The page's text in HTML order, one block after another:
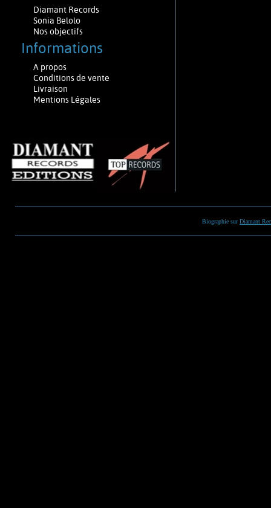
Diamant Records
Sonia Belolo
Nos objectifs
Informations
A propos
Conditions de vente
Livraison
Mentions Légales
Biographie surDiamant